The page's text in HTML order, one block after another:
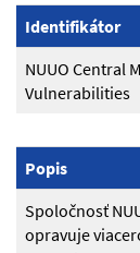
Identifikátor
NUUO Central
Vulnerabilities
Popis
Spoločnosť
opravuje